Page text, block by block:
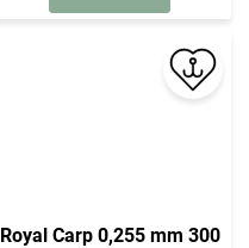
Royal Carp 0,255 mm 300